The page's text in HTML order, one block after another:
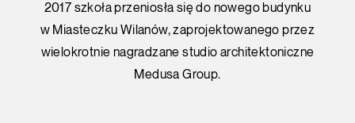
2017 szkoła przeniosła się do nowego budynku
w Miasteczku Wilanów, zaprojektowanego przez
wielokrotnie nagradzane studio architektoniczne
Medusa Group.